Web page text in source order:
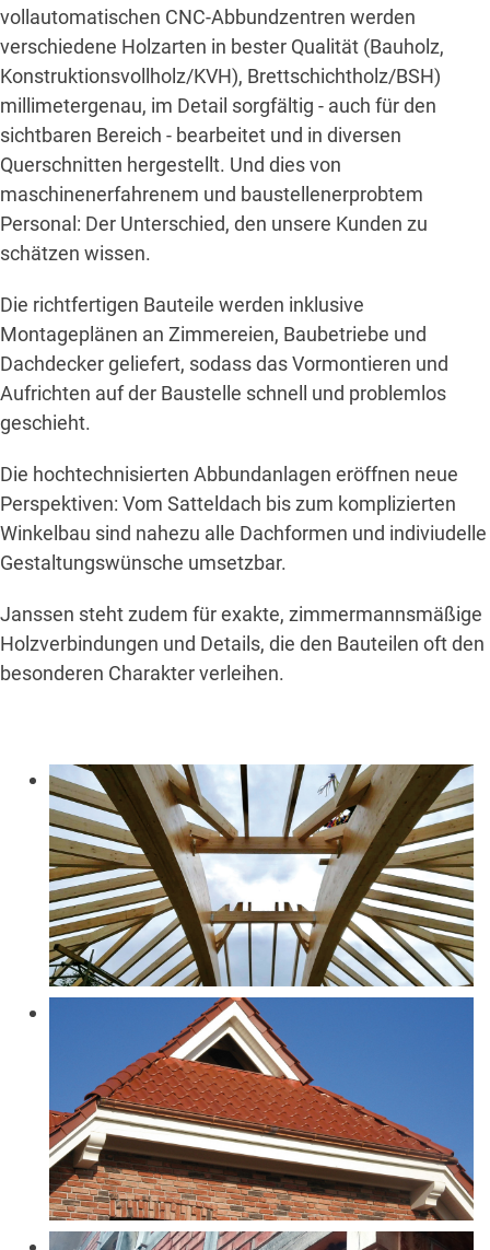
vollautomatischen CNC-Abbundzentren werden
verschiedene Holzarten in bester Qualität (Bauholz,
Konstruktionsvollholz/KVH), Brettschichtholz/BSH)
millimetergenau, im Detail sorgfältig - auch für den
sichtbaren Bereich - bearbeitet und in diversen
Querschnitten hergestellt. Und dies von
maschinenerfahrenem und baustellenerprobtem
Personal: Der Unterschied, den unsere Kunden zu
schätzen wissen.
Die richtfertigen Bauteile werden inklusive
Montageplänen an Zimmereien, Baubetriebe und
Dachdecker geliefert, sodass das Vormontieren und
Aufrichten auf der Baustelle schnell und problemlos
geschieht.
Die hochtechnisierten Abbundanlagen eröffnen neue
Perspektiven: Vom Satteldach bis zum komplizierten
Winkelbau sind nahezu alle Dachformen und indiviudelle
Gestaltungswünsche umsetzbar.
Janssen steht zudem für exakte, zimmermannsmäßige
Holzverbindungen und Details, die den Bauteilen oft den
besonderen Charakter verleihen.